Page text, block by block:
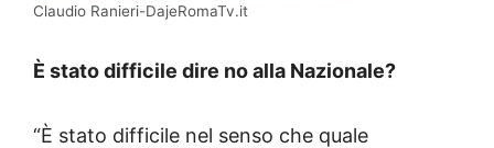
Claudio Ranieri-DajeRomaTv.it
È stato difficile dire no alla Nazionale?
“È stato difficile nel senso che quale